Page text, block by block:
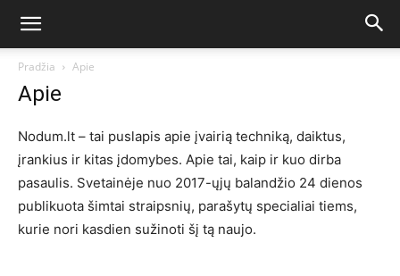
Pradžia Apie
Apie
Nodum.lt – tai puslapis apie įvairią techniką, daiktus,
įrankius ir kitas įdomybes. Apie tai, kaip ir kuo dirba
pasaulis. Svetainėje nuo 2017-ųjų balandžio 24 dienos
publikuota šimtai straipsnių, parašytų specialiai tiems,
kurie nori kasdien sužinoti šį tą naujo.